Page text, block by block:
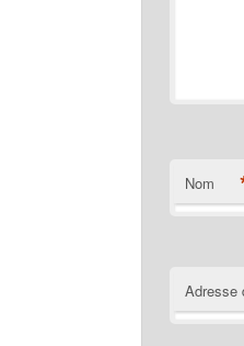
Nom
Adresse